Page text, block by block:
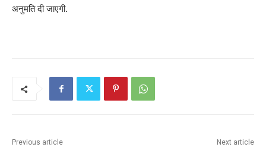
अनुमति दी जाएगी.
Previous article Next article